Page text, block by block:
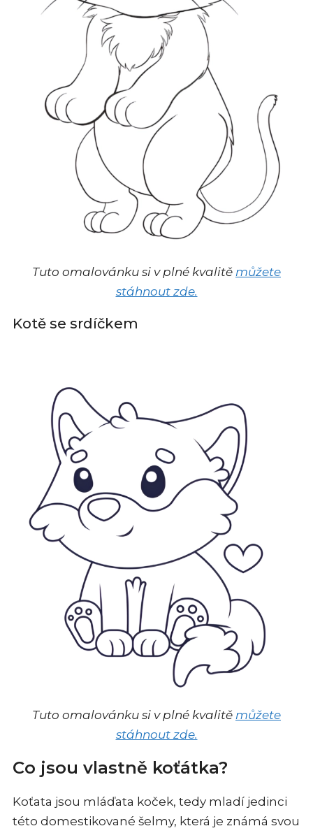
Tuto omalovánku si v plné kvalitě můžete
stáhnout zde.
Kotě se srdíčkem
Tuto omalovánku si v plné kvalitě můžete
stáhnout zde.
Co jsou vlastně koťátka?
Koťata jsou mláďata koček, tedy mladí jedinci
této domestikované šelmy, která je známá svou